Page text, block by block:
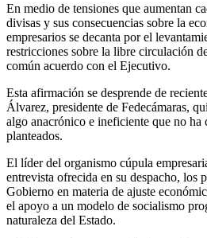
En medio de tensiones que aumentan
divisas y sus consecuencias sobre la
empresarios se decanta por el
restricciones sobre la libre circulación
común acuerdo con el Ejecutivo.
Esta afirmación se desprende de
Álvarez, presidente de Fedecámaras,
algo anacrónico e ineficiente que no
planteados.
El líder del organismo cúpula
entrevista ofrecida en su despacho, los
Gobierno en materia de ajuste
el apoyo a un modelo de socialismo
naturaleza del Estado.